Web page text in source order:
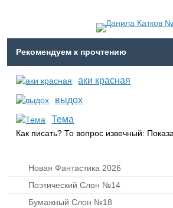
Рекомендуем к прочтению
аки красная
выдох
Тема
Как писать? То вопрос извечный:
Новая Фантастика 2026
Поэтический Слон №14
Бумажный Слон №18